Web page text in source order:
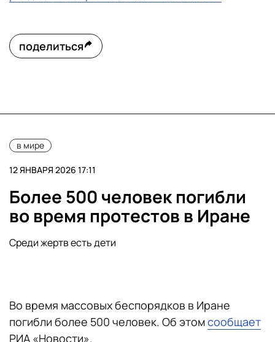
поделиться
в мире
12 ЯНВАРЯ 2026 17:11
Более 500 человек погибли
во время протестов в Иране
Среди жертв есть дети
Во время массовых беспорядков в Иране
погибли более 500 человек. Об этомсообщает
РИА «Новости».